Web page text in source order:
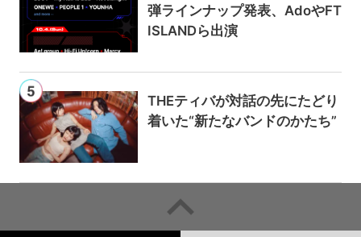
弾ラインナップ発表、AdoやFT
ISLANDら出演
THEティバが対話の先にたどり
着いた“新たなバンドのかたち”